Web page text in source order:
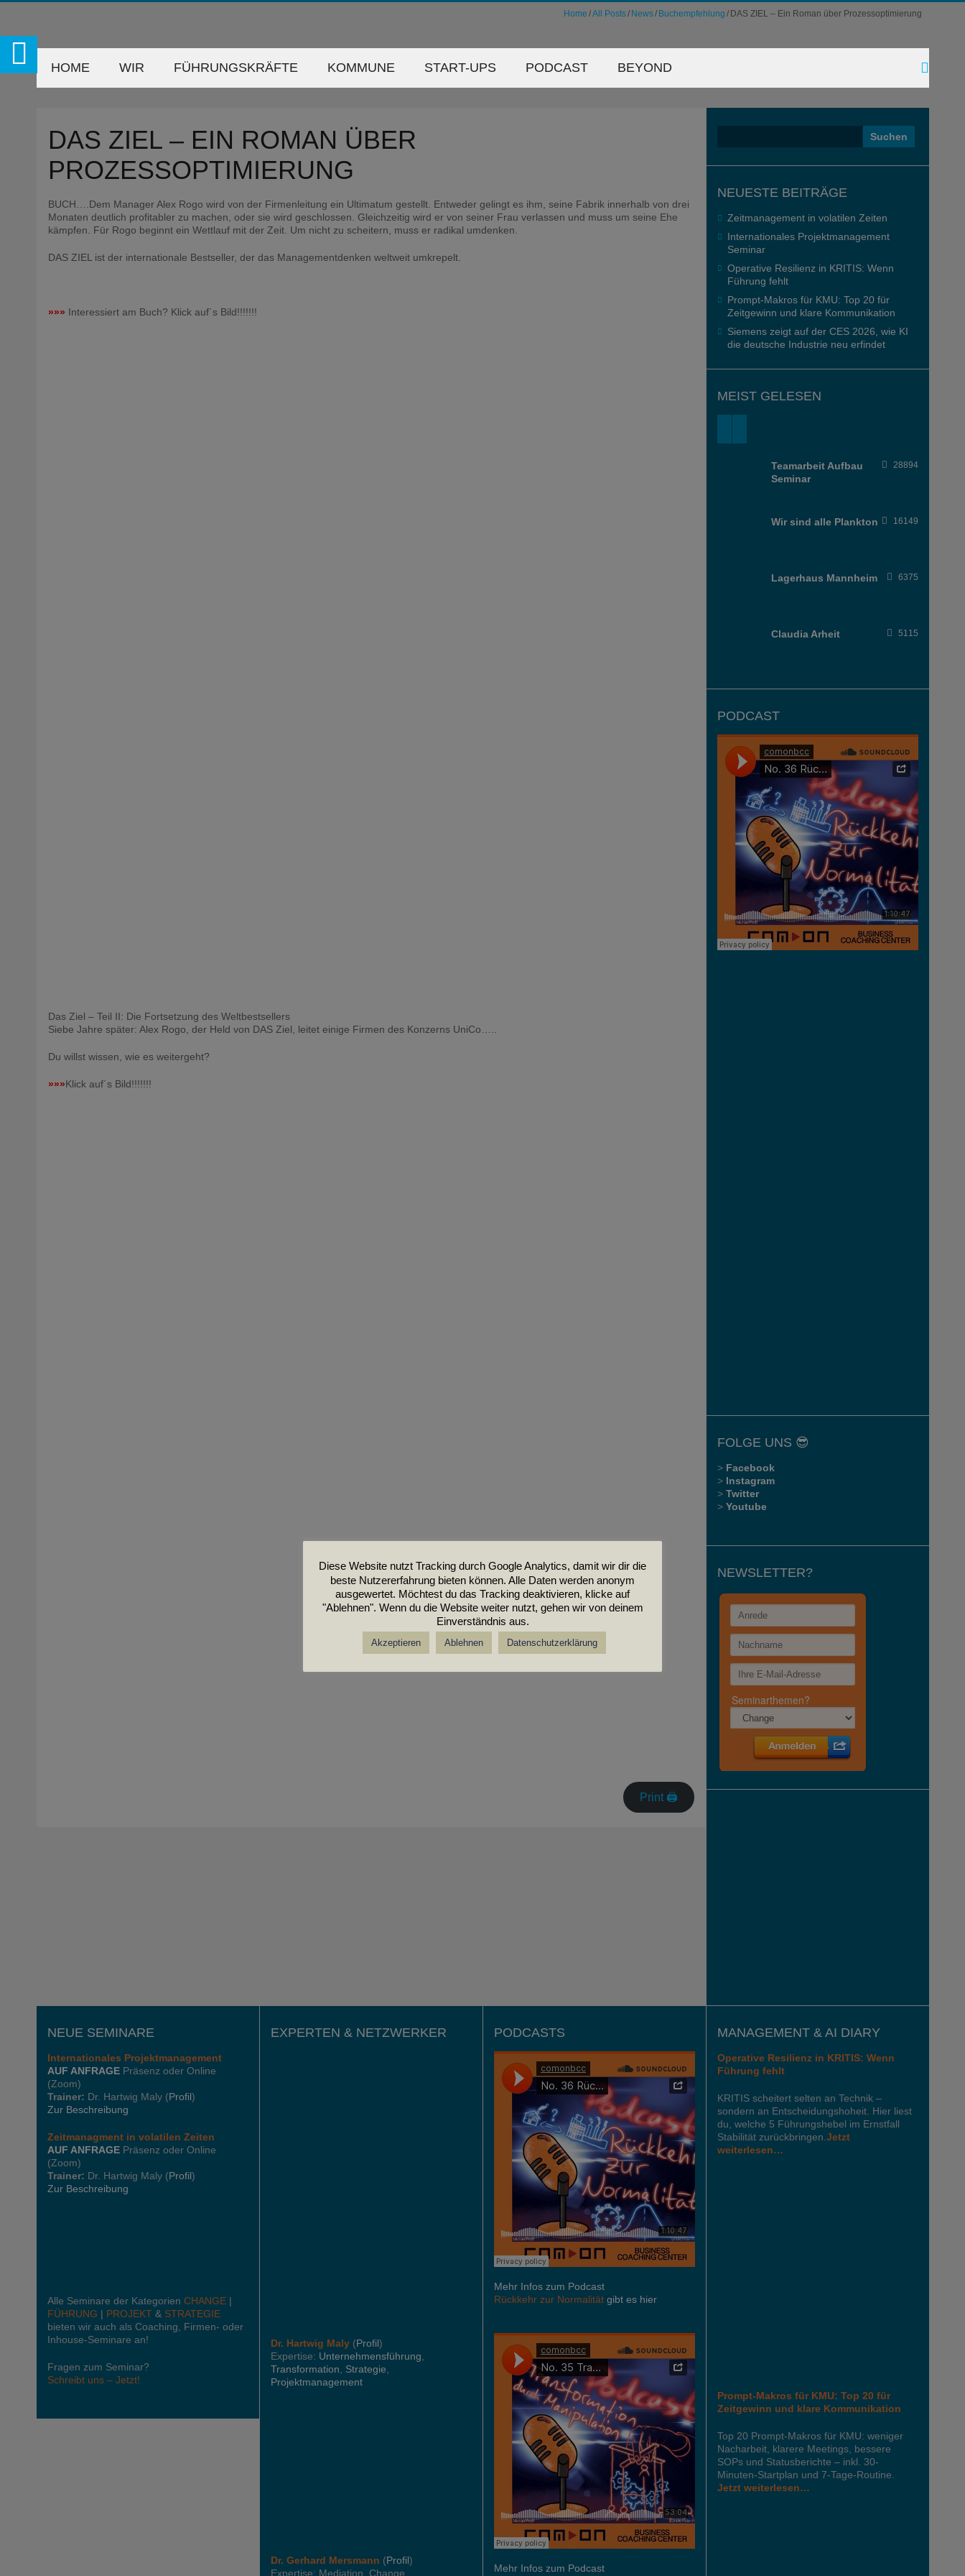
Home All Posts News Buchempfehlung DAS ZIEL – Ein Roman über Prozessoptimierung
HOME WIR FÜHRUNGSKRÄFTE KOMMUNE START-UPS PODCAST BEYOND
DAS ZIEL – EIN ROMAN ÜBER
PROZESSOPTIMIERUNG
BUCH….Dem Manager Alex Rogo wird von der Firmenleitung ein Ultimatum gestellt. Entweder gelingt es ihm, seine Fabrik innerhalb von drei
Monaten deutlich profitabler zu machen, oder sie wird geschlossen. Gleichzeitig wird er von seiner Frau verlassen und muss um seine Ehe
kämpfen. Für Rogo beginnt ein Wettlauf mit der Zeit. Um nicht zu scheitern, muss er radikal umdenken.
DAS ZIEL ist der internationale Bestseller, der das Managementdenken weltweit umkrepelt.
»»» Interessiert am Buch? Klick auf´s Bild!!!!!!!
Das Ziel – Teil II: Die Fortsetzung des Weltbestsellers
Siebe Jahre später: Alex Rogo, der Held von DAS Ziel, leitet einige Firmen des Konzerns UniCo…..
Du willst wissen, wie es weitergeht?
»»»Klick auf´s Bild!!!!!!!
Print 🖨
NEUESTE BEITRÄGE
Zeitmanagement in volatilen Zeiten
Internationales Projektmanagement
Seminar
Operative Resilienz in KRITIS: Wenn
Führung fehlt
Prompt-Makros für KMU: Top 20 für
Zeitgewinn und klare Kommunikation
Siemens zeigt auf der CES 2026, wie KI
die deutsche Industrie neu erfindet
MEIST GELESEN
Teamarbeit Aufbau
Seminar
28894
Wir sind alle Plankton 16149
Lagerhaus Mannheim 6375
Claudia Arheit 5115
PODCAST
FOLGE UNS 😎
> Facebook
> Instagram
> Twitter
> Youtube
NEWSLETTER?
NEUE SEMINARE
Internationales Projektmanagement
AUF ANFRAGEPräsenz oder Online
(Zoom)
Trainer: Dr. Hartwig Maly (Profil)
Zur Beschreibung
Zeitmanagment in volatilen Zeiten
AUF ANFRAGEPräsenz oder Online
(Zoom)
Trainer: Dr. Hartwig Maly (Profil)
Zur Beschreibung
Alle Seminare der Kategorien CHANGE|
FÜHRUNG | PROJEKT& STRATEGIE
bieten wir auch als Coaching, Firmen- oder
Inhouse-Seminare an!
Fragen zum Seminar?
Schreibt uns – Jetzt!
EXPERTEN & NETZWERKER
Dr. Hartwig Maly(Profil)
Expertise: Unternehmensführung,
Transformation, Strategie,
Projektmanagement
Dr. Gerhard Mersmann (Profil)
Expertise: Mediation, Change,
PODCASTS
Mehr Infos zum Podcast
Rückkehr zur Normalität gibt es hier
Mehr Infos zum Podcast
MANAGEMENT & AI DIARY
Operative Resilienz in KRITIS: Wenn
Führung fehlt
KRITIS scheitert selten an Technik –
sondern an Entscheidungshoheit. Hier liest
du, welche 5 Führungshebel im Ernstfall
Stabilität zurückbringen. Jetzt
weiterlesen…
Prompt-Makros für KMU: Top 20 für
Zeitgewinn und klare Kommunikation
Top 20 Prompt-Makros für KMU: weniger
Nacharbeit, klarere Meetings, bessere
SOPs und Statusberichte – inkl. 30-
Minuten-Startplan und 7-Tage-Routine.
Jetzt weiterlesen…
Diese Website nutzt Tracking durch Google Analytics, damit wir dir die
beste Nutzererfahrung bieten können. Alle Daten werden anonym
ausgewertet. Möchtest du das Tracking deaktivieren, klicke auf
"Ablehnen". Wenn du die Website weiter nutzt, gehen wir von deinem
Einverständnis aus.
Akzeptieren Ablehnen Datenschutzerklärung